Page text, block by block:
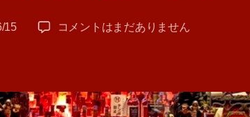
T
15
会
薇
が
コメントはまだありません